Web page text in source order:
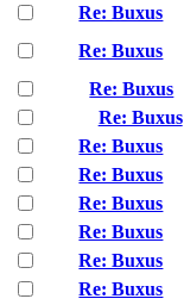
Re: Buxus
Re: Buxus
Re: Buxus
Re: Buxus
Re: Buxus
Re: Buxus
Re: Buxus
Re: Buxus
Re: Buxus
Re: Buxus